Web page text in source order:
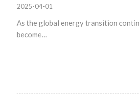
2025-04-01
As the global energy transition
become…